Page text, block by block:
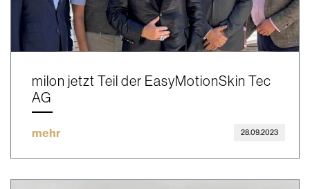
milon jetzt Teil der EasyMotionSkin Tec
AG
mehr 28.09.2023